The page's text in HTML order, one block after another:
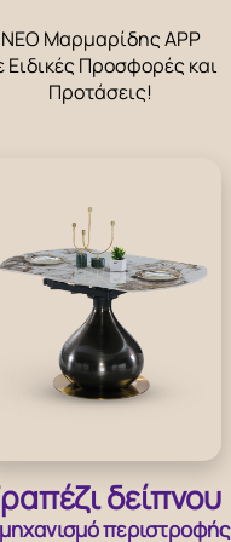
ΝΕΟ Μαρμαρίδης APP
Ειδικές Προσφορές και
Προτάσεις!
δείπνου
περιστροφής